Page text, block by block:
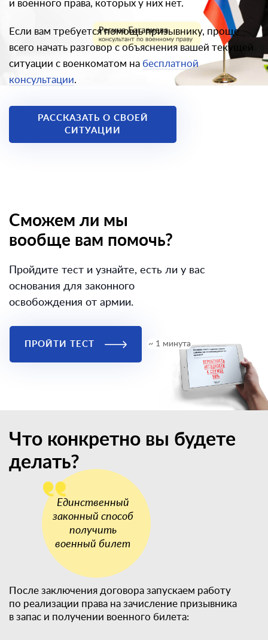
и военного права, которых у них нет.
Если вам требуется помощь призывнику, проще
всего начать разговор с объяснения вашей текущей
ситуации с военкоматом на бесплатной
консультации.
РАССКАЗАТЬ О СВОЕЙ
СИТУАЦИИ
Сможем ли мы
вообще вам помочь?
Пройдите тест и узнайте, есть ли у вас
основания для законного
освобождения от армии.
ПРОЙТИ ТЕСТ ~ 1 минута
Что конкретно вы будете
делать?
После заключения договора запускаем работу
по реализации права на зачисление призывника
в запас и получении военного билета: